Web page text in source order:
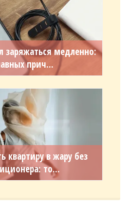
заряжаться медленно:
прич...
квартиру в жару без
то...